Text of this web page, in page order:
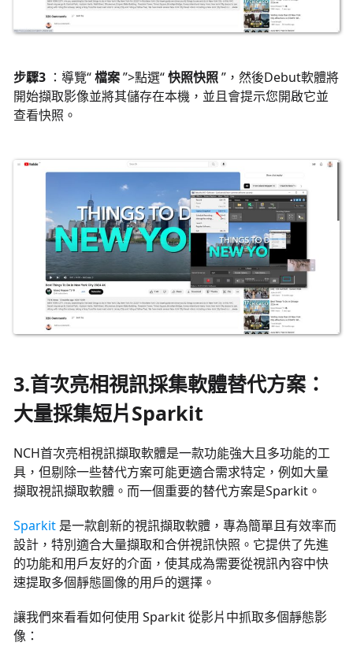
步驟3 ：導覽“檔案”>點選“快照快照”，然後Debut軟體將
開始擷取影像並將其儲存在本機，並且會提示您開啟它並
查看快照。
3.首次亮相視訊採集軟體替代方案：
大量採集短片Sparkit
NCH首次亮相視訊擷取軟體是一款功能強大且多功能的工
具，但剔除一些替代方案可能更適合需求特定，例如大量
擷取視訊擷取軟體。而一個重要的替代方案是Sparkit。
Sparkit是一款創新的視訊擷取軟體，專為簡單且有效率而
設計，特別適合大量擷取和合併視訊快照。它提供了先進
的功能和用戶友好的介面，使其成為需要從視訊內容中快
速提取多個靜態圖像的用戶的選擇。
讓我們來看看如何使用 Sparkit 從影片中抓取多個靜態影
像：